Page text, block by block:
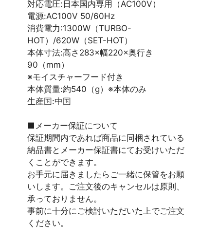
対応電圧:日本国内専用（AC100V）
電源:AC100V 50/60Hz
消費電力:1300W（TURBO-
HOT）/620W（SET-HOT）
本体寸法:高さ283×幅220×奥行き
90（mm）
※モイスチャーフード付き
本体質量:約540（g）※本体のみ
生産国:中国
■メーカー保証について
保証期間内であれば商品に同梱されている
納品書とメーカー保証書にてお受けいただ
くことができます。
お手元に届きましたらご一緒に保管をお願
いします。ご注文後のキャンセルは原則、
承っておりません。
事前に十分にご検討いただいた上でご注文
ください。